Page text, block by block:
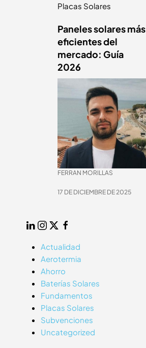
Placas Solares
Paneles solares más
eficientes del
mercado: Guía
2026
FERRAN MORILLAS
17 DE DICIEMBRE DE 2025
LinkedIn
Instagram
TwitterFacebook
Actualidad
Aerotermia
Ahorro
Baterías Solares
Fundamentos
Placas Solares
Subvenciones
Uncategorized